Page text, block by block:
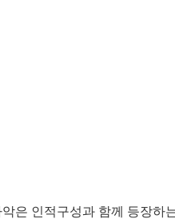
은 인적구성과 함께 등장하